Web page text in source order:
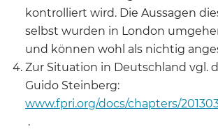
kontrolliert wird. Die Aussagen
selbst wurden in London
und können wohl als nichtig
Zur Situation in Deutschland vgl.
Guido Steinberg:
www.fpri.org/docs/chapters/
.